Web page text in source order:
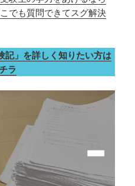
でも質問できてスグ解決
記」を詳しく知りたい方は
ラ